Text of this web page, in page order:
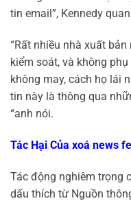
tin email”, Kennedy
“Rất nhiều nhà xuất
kiểm soát, và không
không may, cách họ lái
tin này là thông qua
“anh nói.
Tác Hại Của xoá news
Tác động nghiêm trọng
dấu thích từ Nguồn